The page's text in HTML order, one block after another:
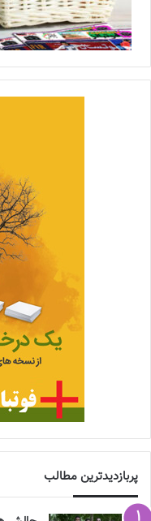
پربازدیدترین مطالب